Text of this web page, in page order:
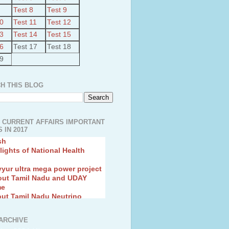
Test 8
Test 9
Test 11
Test 12
Test 14
Test 15
Test 17
Test 18
THIS BLOG
CURRENT AFFAIRS IMPORTANT
IN 2017
Kudimaramathu Project
largest Floating Solar PV
Avinashi Drrinking
Missile
Fingerling to achieve Blue
Canyon Found in Andhra
of National Health
ultra mega power project
Tamil Nadu and UDAY
Tamil Nadu Neutrino
at Theni
Bharat stage III and BS IV